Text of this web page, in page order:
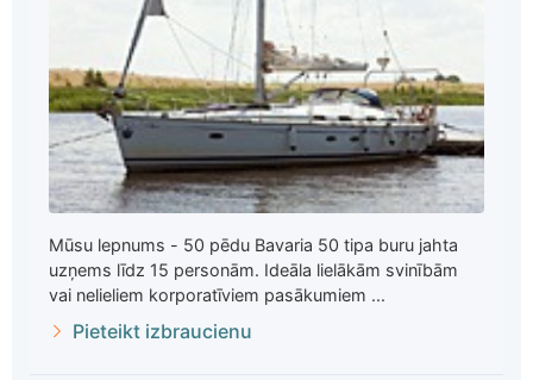
Mūsu lepnums - 50 pēdu Bavaria 50 tipa buru jahta
uzņems līdz 15 personām. Ideāla lielākām svinībām
vai nelieliem korporatīviem pasākumiem ...
Pieteikt izbraucienu